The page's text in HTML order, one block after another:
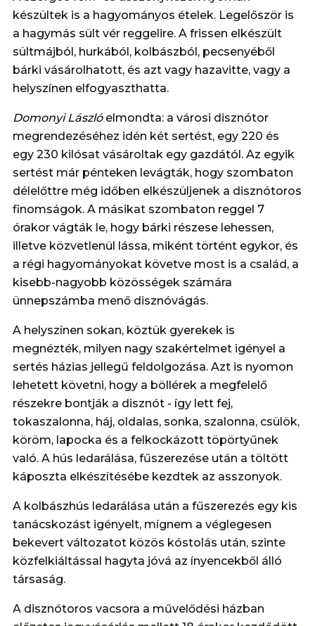
készültek is a hagyományos ételek. Legelőször is
a hagymás sült vér reggelire. A frissen elkészült
sültmájból, hurkából, kolbászból, pecsenyéből
bárki vásárolhatott, és azt vagy hazavitte, vagy a
helyszínen elfogyaszthatta.
Domonyi Lászlóelmondta: a városi disznótor
megrendezéséhez idén két sertést, egy 220 és
egy 230 kilósat vásároltak egy gazdától. Az egyik
sertést már pénteken levágták, hogy szombaton
délelőttre még időben elkészüljenek a disznótoros
finomságok. A másikat szombaton reggel 7
órakor vágták le, hogy bárki részese lehessen,
illetve közvetlenül lássa, miként történt egykor, és
a régi hagyományokat követve most is a család, a
kisebb-nagyobb közösségek számára
ünnepszámba menő disznóvágás.
A helyszínen sokan, köztük gyerekek is
megnézték, milyen nagy szakértelmet igényel a
sertés házias jellegű feldolgozása. Azt is nyomon
lehetett követni, hogy a böllérek a megfelelő
részekre bontják a disznót - így lett fej,
tokaszalonna, háj, oldalas, sonka, szalonna, csülök,
köröm, lapocka és a felkockázott töpörtyűnek
való. A hús ledarálása, fűszerezése után a töltött
káposzta elkészítésébe kezdtek az asszonyok.
A kolbászhús ledarálása után a fűszerezés egy kis
tanácskozást igényelt, mígnem a véglegesen
bekevert változatot közös kóstolás után, szinte
közfelkiáltással hagyta jóvá az ínyencekből álló
társaság.
A disznótoros vacsora a művelődési házban